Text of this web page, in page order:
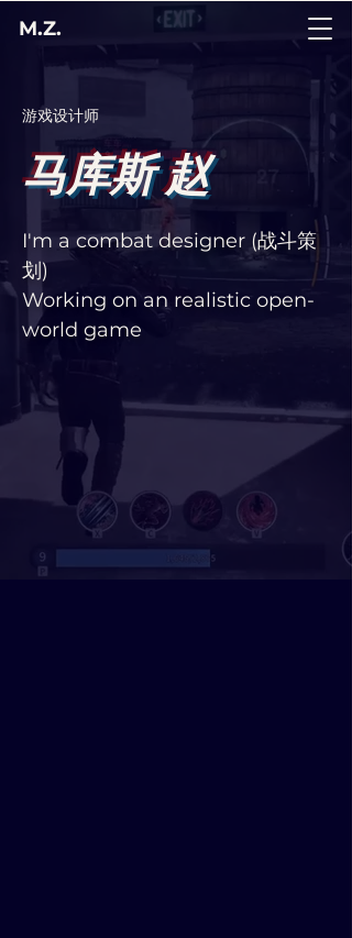
M.Z.
游戏设计师
马库斯 赵
I'm a combat designer (战斗策
划)
Working on an realistic open-
world game